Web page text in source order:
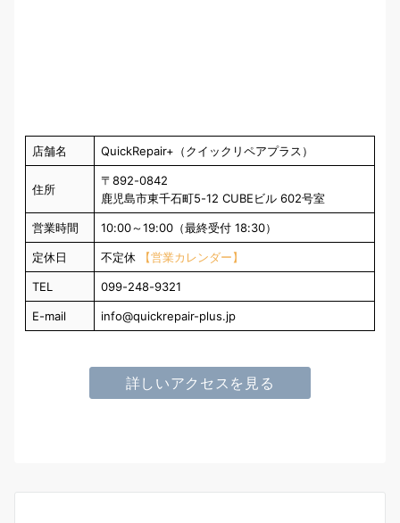
店舗名 QuickRepair+（クイックリペアプラス）
住所
〒892-0842
鹿児島市東千石町5-12 CUBEビル 602号室
営業時間 10:00～19:00（最終受付 18:30）
定休日 不定休 【営業カレンダー】
TEL 099-248-9321
E-mail info@quickrepair-plus.jp
詳しいアクセスを見る